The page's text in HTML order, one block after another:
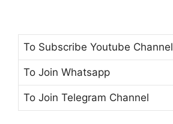
To Subscribe Youtube Channel
To Join Whatsapp
To Join Telegram Channel